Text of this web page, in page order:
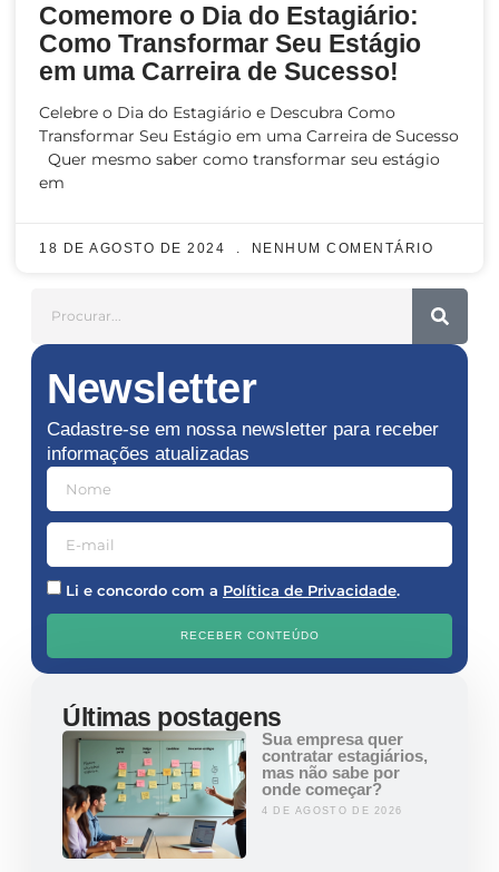
Comemore o Dia do Estagiário:
Como Transformar Seu Estágio
em uma Carreira de Sucesso!
Celebre o Dia do Estagiário e Descubra Como
Transformar Seu Estágio em uma Carreira de Sucesso
Quer mesmo saber como transformar seu estágio
em
18 DE AGOSTO DE 2024 NENHUM COMENTÁRIO
Newsletter
Cadastre-se em nossa newsletter para receber
informações atualizadas
Li e concordo com a Política de Privacidade.
RECEBER CONTEÚDO
Últimas postagens
Sua empresa quer
contratar estagiários,
mas não sabe por
onde começar?
4 DE AGOSTO DE 2026